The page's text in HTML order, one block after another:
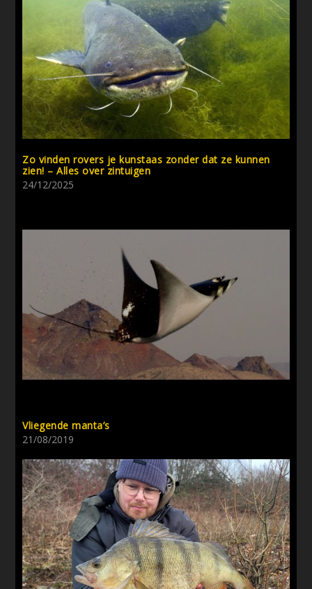
Zo vinden rovers je kunstaas zonder dat ze kunnen
zien! – Alles over zintuigen
24/12/2025
Vliegende manta’s
21/08/2019